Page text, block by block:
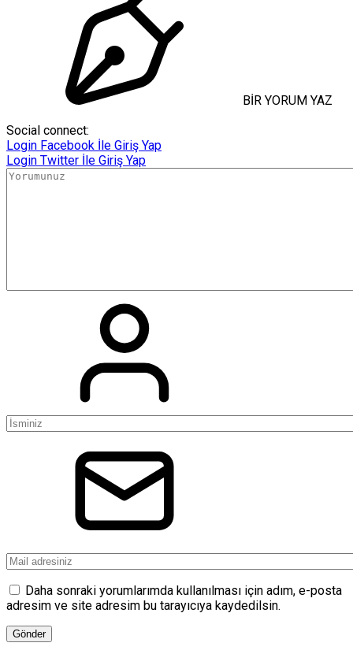
BİR YORUM YAZ
Social connect:
Login Facebook İle Giriş Yap
Login Twitter İle Giriş Yap
Daha sonraki yorumlarımda kullanılması için adım, e-posta
adresim ve site adresim bu tarayıcıya kaydedilsin.